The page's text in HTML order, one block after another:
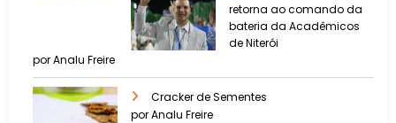
retorna ao comando da
bateria da Acadêmicos
de Niterói
por Analu Freire
Cracker de Sementes
por Analu Freire